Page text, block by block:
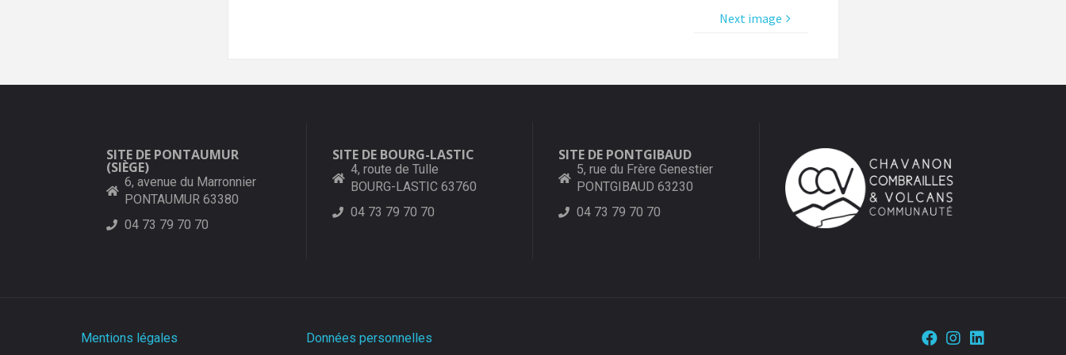
Next image
SITE DE PONTAUMUR
(SIÈGE)
6, avenue du Marronnier
PONTAUMUR 63380
04 73 79 70 70
SITE DE BOURG-LASTIC
4, route de Tulle
BOURG-LASTIC 63760
04 73 79 70 70
SITE DE PONTGIBAUD
5, rue du Frère Genestier
PONTGIBAUD 63230
04 73 79 70 70
Mentions légales Données personnelles